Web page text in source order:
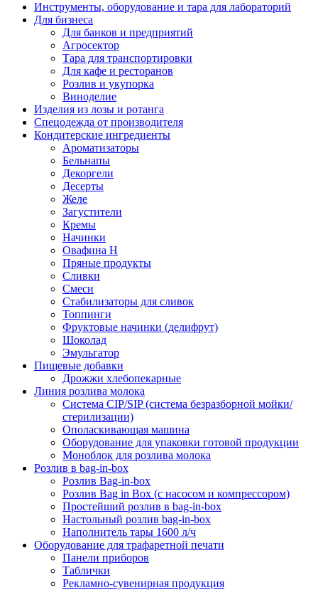
Инструменты, оборудование и тара для лабораторий
Для бизнеса
Для банков и предприятий
Агросектор
Тара для транспортировки
Для кафе и ресторанов
Розлив и укупорка
Виноделие
Изделия из лозы и ротанга
Спецодежда от производителя
Кондитерские ингредиенты
Ароматизаторы
Бельнапы
Декоргели
Десерты
Желe
Загустители
Кремы
Начинки
Овафина Н
Пряные продукты
Сливки
Смеси
Стабилизаторы для сливок
Топпинги
Фруктовые начинки (делифрут)
Шоколад
Эмульгатор
Пищевые добавки
Дрожжи хлебопекарные
Линия розлива молока
Система CIP/SIP (система безразборной мойки/
стерилизации)
Ополаскивающая машина
Оборудование для упаковки готовой продукции
Моноблок для розлива молока
Розлив в bag-in-box
Розлив Bag-in-box
Розлив Bag in Box (с насосом и компрессором)
Простейший розлив в bag-in-box
Настольный розлив bag-in-box
Наполнитель тары 1600 л/ч
Оборудование для трафаретной печати
Панели приборов
Таблички
Рекламно-сувенирная продукция